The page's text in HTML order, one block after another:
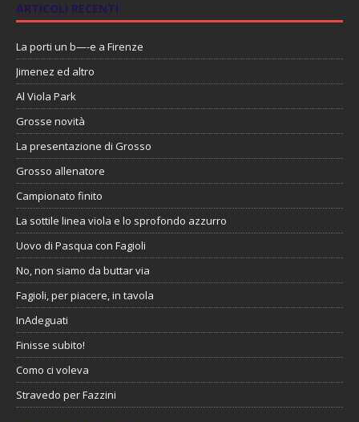
ARTICOLI RECENTI
La porti un b—-e a Firenze
Jimenez ed altro
Al Viola Park
Grosse novità
La presentazione di Grosso
Grosso allenatore
Campionato finito
La sottile linea viola e lo sprofondo azzurro
Uovo di Pasqua con Fagioli
No, non siamo da buttar via
Fagioli, per piacere, in tavola
InAdeguati
Finisse subito!
Como ci voleva
Stravedo per Fazzini